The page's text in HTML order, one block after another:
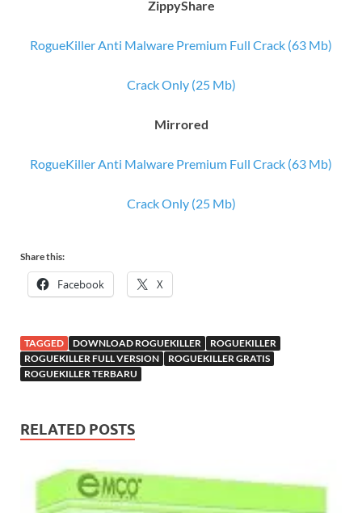
ZippyShare
RogueKiller Anti Malware Premium Full Crack (63 Mb)
Crack Only (25 Mb)
Mirrored
RogueKiller Anti Malware Premium Full Crack (63 Mb)
Crack Only (25 Mb)
Share this:
Facebook X
TAGGED DOWNLOAD ROGUEKILLER
ROGUEKILLER
ROGUEKILLER FULL VERSION
ROGUEKILLER GRATIS
ROGUEKILLER TERBARU
RELATED POSTS